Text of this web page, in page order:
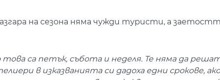
на сезона няма чужди туристи, а
са петък, събота и неделя. Те няма да
в изказванията си дадоха едни срокове,